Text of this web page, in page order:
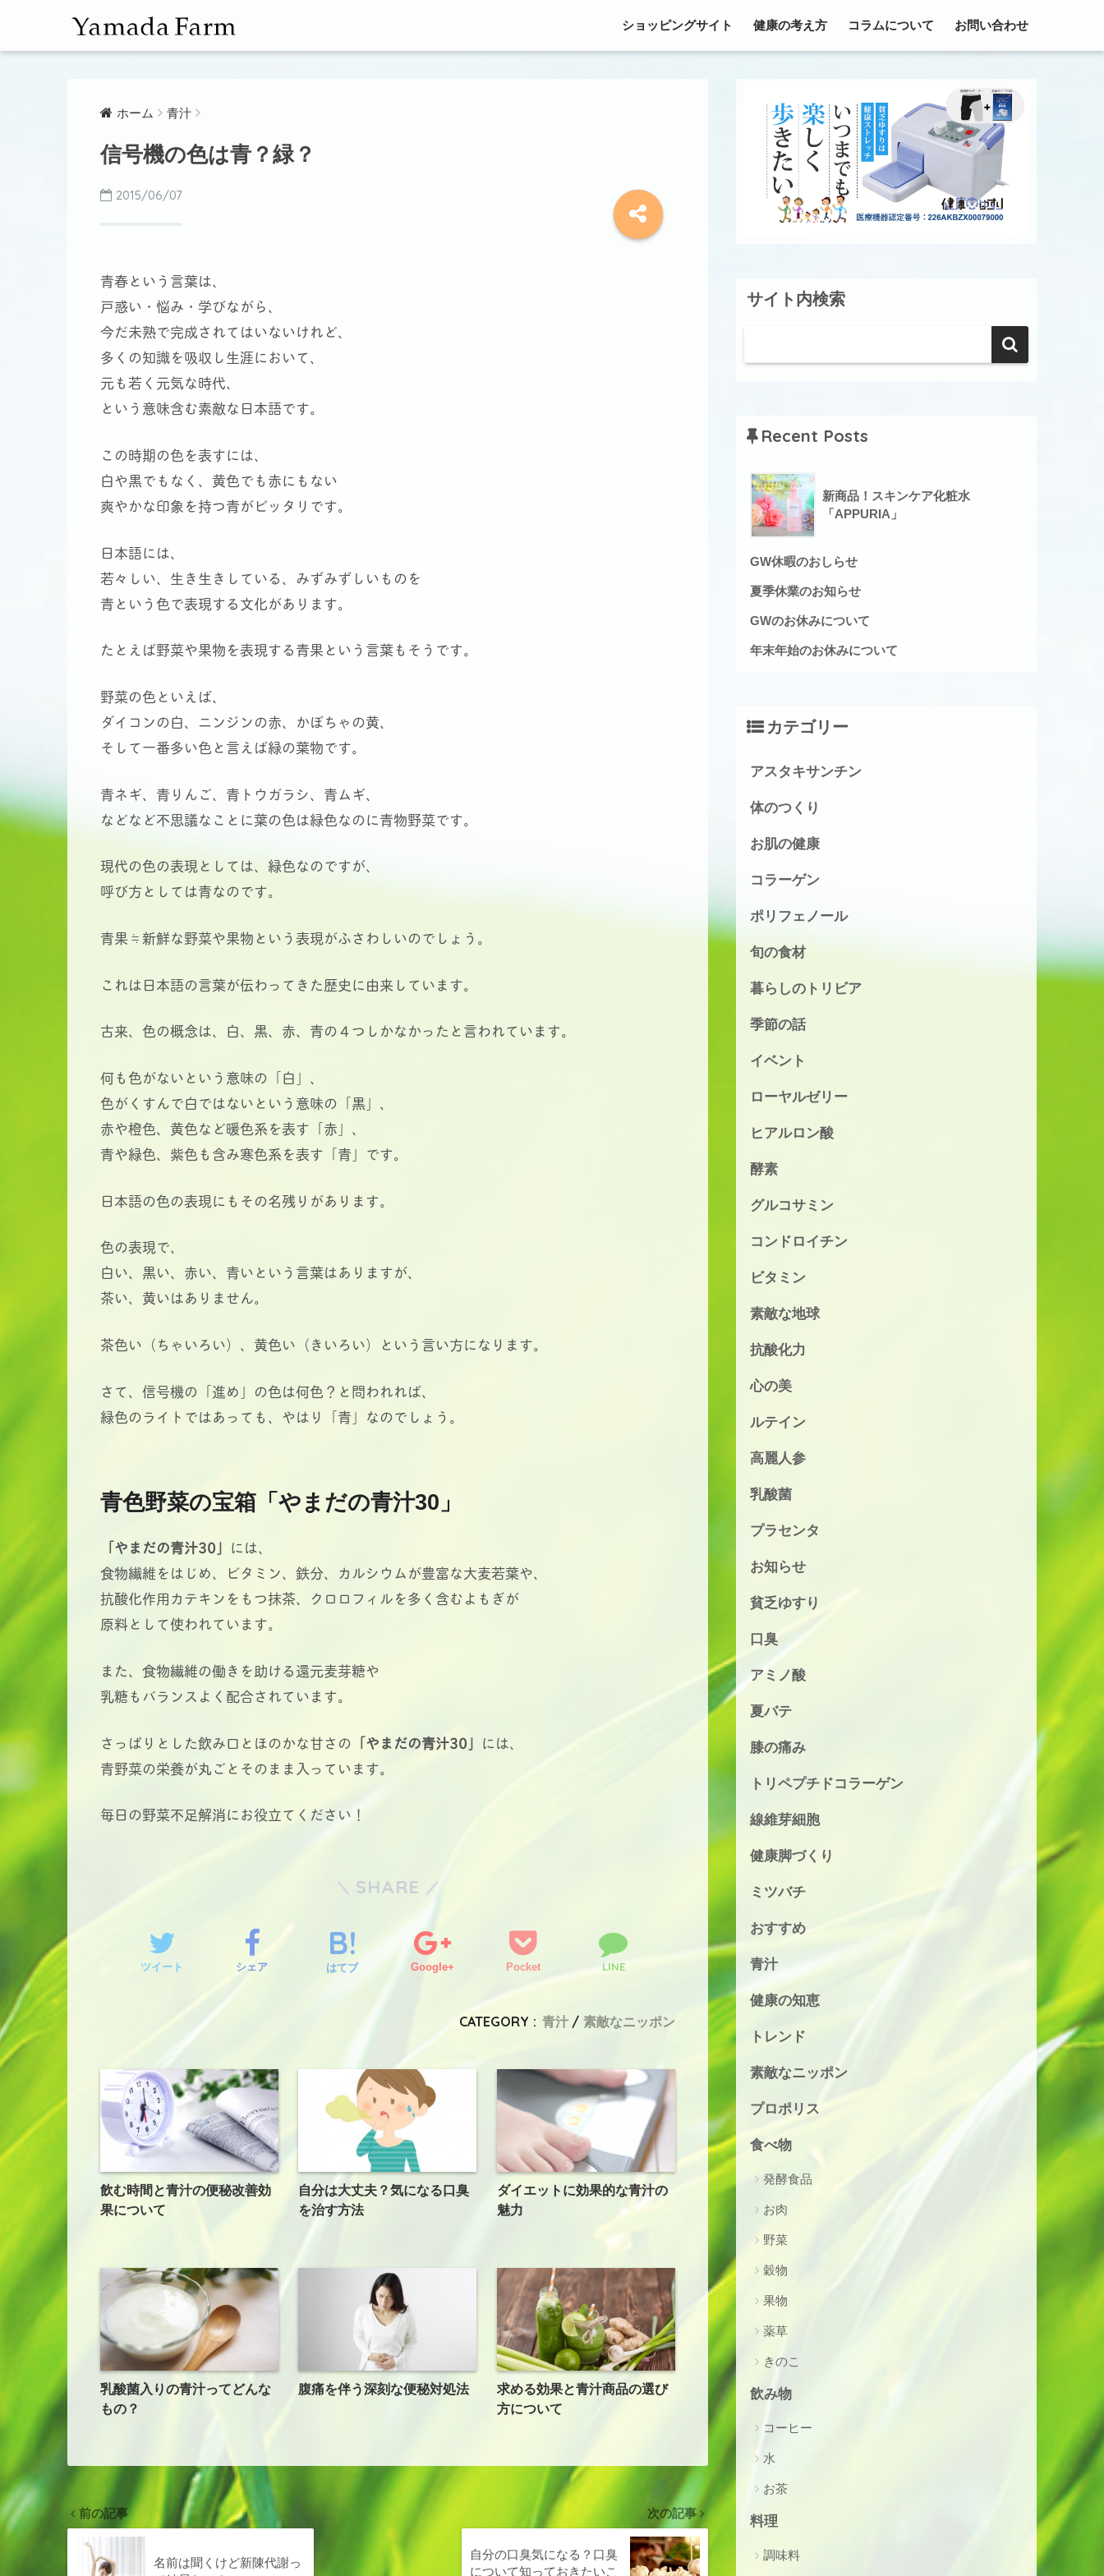
ショッピングサイト 健康の考え方 コラムについて お問い合わせ
ホーム 青汁
信号機の色は青？緑？
2015/06/07
青春という言葉は、
戸惑い・悩み・学びながら、
今だ未熟で完成されてはいないけれど、
多くの知識を吸収し生涯において、
元も若く元気な時代、
という意味含む素敵な日本語です。
この時期の色を表すには、
白や黒でもなく、黄色でも赤にもない
爽やかな印象を持つ青がピッタリです。
日本語には、
若々しい、生き生きしている、みずみずしいものを
青という色で表現する文化があります。
たとえば野菜や果物を表現する青果という言葉もそうです。
野菜の色といえば、
ダイコンの白、ニンジンの赤、かぼちゃの黄、
そして一番多い色と言えば緑の葉物です。
青ネギ、青りんご、青トウガラシ、青ムギ、
などなど不思議なことに葉の色は緑色なのに青物野菜です。
現代の色の表現としては、緑色なのですが、
呼び方としては青なのです。
青果≒新鮮な野菜や果物という表現がふさわしいのでしょう。
これは日本語の言葉が伝わってきた歴史に由来しています。
古来、色の概念は、白、黒、赤、青の４つしかなかったと言われています。
何も色がないという意味の「白」、
色がくすんで白ではないという意味の「黒」、
赤や橙色、黄色など暖色系を表す「赤」、
青や緑色、紫色も含み寒色系を表す「青」です。
日本語の色の表現にもその名残りがあります。
色の表現で、
白い、黒い、赤い、青いという言葉はありますが、
茶い、黄いはありません。
茶色い（ちゃいろい）、黄色い（きいろい）という言い方になります。
さて、信号機の「進め」の色は何色？と問われれば、
緑色のライトではあっても、やはり「青」なのでしょう。
青色野菜の宝箱「やまだの青汁30」
「やまだの青汁30」 には、
食物繊維をはじめ、ビタミン、鉄分、カルシウムが豊富な大麦若葉や、
抗酸化作用カテキンをもつ抹茶、クロロフィルを多く含むよもぎが
原料として使われています。
また、食物繊維の働きを助ける還元麦芽糖や
乳糖もバランスよく配合されています。
さっぱりとした飲み口とほのかな甘さの 「やまだの青汁30」 には、
青野菜の栄養が丸ごとそのまま入っています。
毎日の野菜不足解消にお役立てください！
SHARE
ツイート シェア はてブ Google+ Pocket LINE
CATEGORY : 青汁 素敵なニッポン
飲む時間と青汁の便秘改善効
果について
自分は大丈夫？気になる口臭
を治す方法
ダイエットに効果的な青汁の
魅力
乳酸菌入りの青汁ってどんな
もの？
腹痛を伴う深刻な便秘対処法
求める効果と青汁商品の選び
方について
前の記事
名前は聞くけど新陳代謝っ
次の記事
自分の口臭気になる？口臭
について知っておきたいこ
サイト内検索
Recent Posts
新商品！スキンケア化粧水
「APPURIA」
GW休暇のおしらせ
夏季休業のお知らせ
GWのお休みについて
年末年始のお休みについて
カテゴリー
アスタキサンチン
体のつくり
お肌の健康
コラーゲン
ポリフェノール
旬の食材
暮らしのトリビア
季節の話
イベント
ローヤルゼリー
ヒアルロン酸
酵素
グルコサミン
コンドロイチン
ビタミン
素敵な地球
抗酸化力
心の美
ルテイン
高麗人参
乳酸菌
プラセンタ
お知らせ
貧乏ゆすり
口臭
アミノ酸
夏バテ
膝の痛み
トリペプチドコラーゲン
線維芽細胞
健康脚づくり
ミツバチ
おすすめ
青汁
健康の知恵
トレンド
素敵なニッポン
プロポリス
食べ物
発酵食品
お肉
野菜
穀物
果物
薬草
きのこ
飲み物
コーヒー
水
お茶
料理
調味料